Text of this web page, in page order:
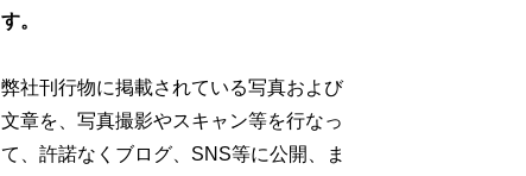
す。
弊社刊行物に掲載されている写真および
文章を、写真撮影やスキャン等を行なっ
て、許諾なくブログ、SNS等に公開、ま